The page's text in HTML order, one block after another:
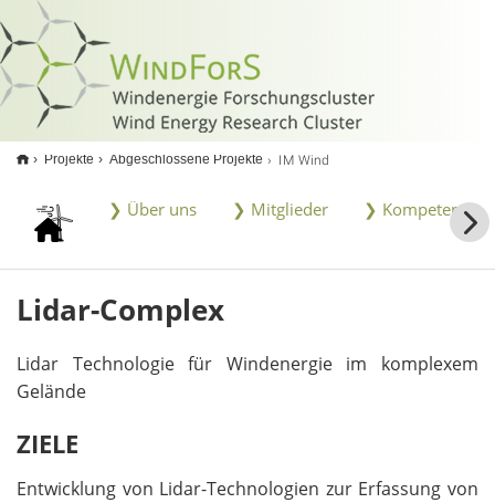
Projekte Abgeschlossene Projekte IM Wind
❯ Über uns ❯ Mitglieder ❯ Kompetenzen
Lidar-Complex
Lidar Technologie für Windenergie im komplexem
Gelände
ZIELE
Entwicklung von Lidar-Technologien zur Erfassung von